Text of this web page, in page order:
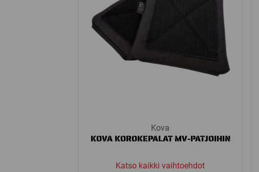
Kova
KOVA KOROKEPALAT MV-PATJOIHIN
Katso kaikki vaihtoehdot